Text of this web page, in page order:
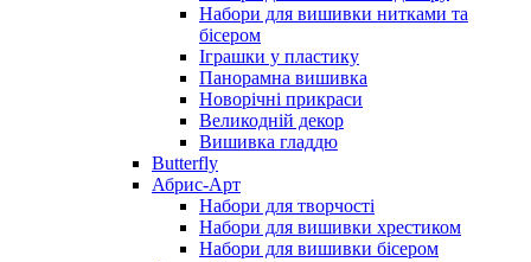
Набори для вишивки нитками та
бісером
Іграшки у пластику
Панорамна вишивка
Новорічні прикраси
Великодній декор
Вишивка гладдю
Butterfly
Абрис-Арт
Набори для творчості
Набори для вишивки хрестиком
Набори для вишивки бісером